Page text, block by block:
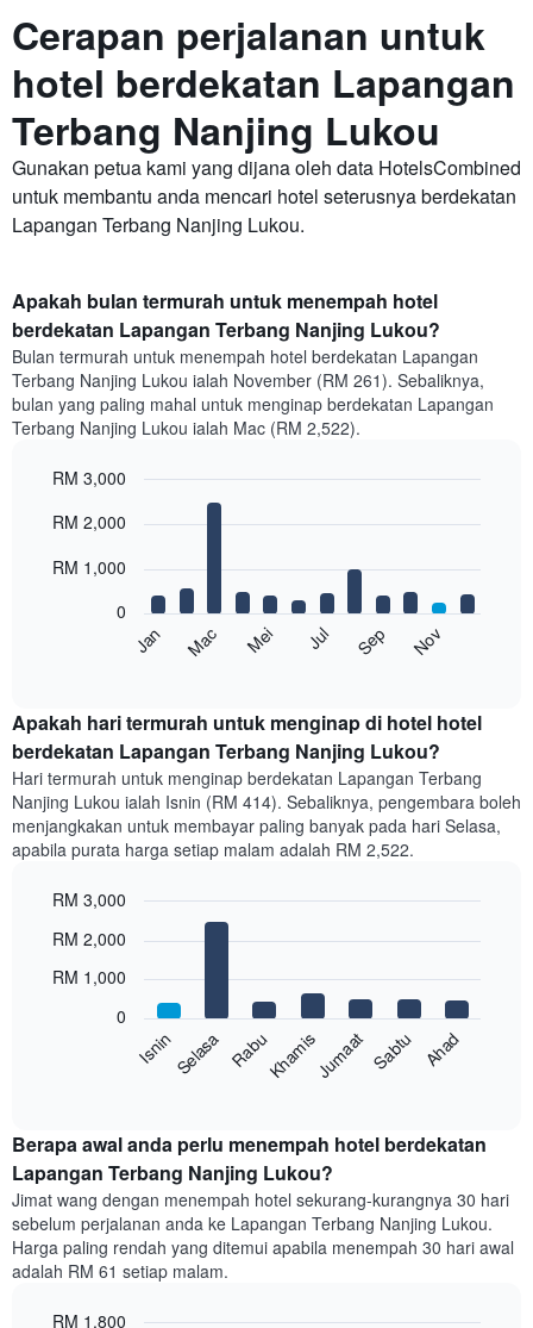
Cerapan perjalanan untuk
hotel berdekatan Lapangan
Terbang Nanjing Lukou
Gunakan petua kami yang dijana oleh data HotelsCombined
untuk membantu anda mencari hotel seterusnya berdekatan
Lapangan Terbang Nanjing Lukou.
Apakah bulan termurah untuk menempah hotel
berdekatan Lapangan Terbang Nanjing Lukou?
Bulan termurah untuk menempah hotel berdekatan Lapangan
Terbang Nanjing Lukou ialah November (RM 261). Sebaliknya,
bulan yang paling mahal untuk menginap berdekatan Lapangan
Terbang Nanjing Lukou ialah Mac (RM 2,522).
chart
12
bars.
purata
bilik
setiap
bulan
Carta
mempunyai
1
memaparkan
bulan.
Carta
mempunyai
harga
purata
bilik
graphic.
Jan Mac Mei Jul Sep Nov
0
RM 1,000
RM 2,000
RM 3,000
Apakah hari termurah untuk menginap di hotel hotel
berdekatan Lapangan Terbang Nanjing Lukou?
Hari termurah untuk menginap berdekatan Lapangan Terbang
Nanjing Lukou ialah Isnin (RM 414). Sebaliknya, pengembara boleh
menjangkakan untuk membayar paling banyak pada hari Selasa,
apabila purata harga setiap malam adalah RM 2,522.
chart
purata
bilik
setiap
hari
dalam
seminggu
Carta
graphic.
IsninSelasa RabuKhamisJumaatSabtu Ahad
0
RM 1,000
RM 2,000
RM 3,000
Berapa awal anda perlu menempah hotel berdekatan
Lapangan Terbang Nanjing Lukou?
Jimat wang dengan menempah hotel sekurang-kurangnya 30 hari
sebelum perjalanan anda ke Lapangan Terbang Nanjing Lukou.
Harga paling rendah yang ditemui apabila menempah 30 hari awal
adalah RM 61 setiap malam.
RM 1,800